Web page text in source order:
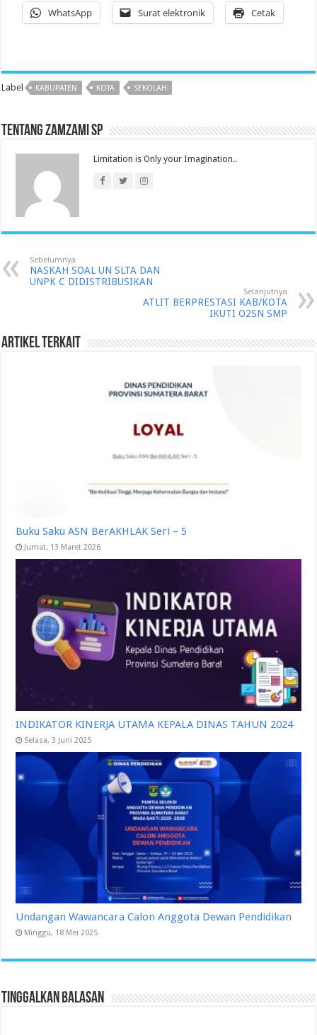
WhatsApp Surat elektronik Cetak
Label KABUPATEN KOTA SEKOLAH
Tentang Zamzami SP
Limitation is Only your Imagination..
Sebelumnya
NASKAH SOAL UN SLTA DAN
UNPK C DIDISTRIBUSIKAN
Selanjutnya
ATLIT BERPRESTASI KAB/KOTA
IKUTI O2SN SMP
Artikel Terkait
Buku Saku ASN BerAKHLAK Seri – 5
Jumat, 13 Maret 2026
INDIKATOR KINERJA UTAMA KEPALA DINAS TAHUN 2024
Selasa, 3 Juni 2025
Undangan Wawancara Calon Anggota Dewan Pendidikan
Minggu, 18 Mei 2025
Tinggalkan Balasan